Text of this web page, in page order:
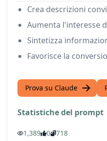
Crea descrizioni
Aumenta l'interesse
Sintetizza
Favorisce la
Prova su Claude
Statistiche del prompt
1,389 0 718